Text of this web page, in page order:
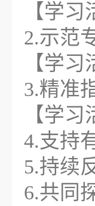
【学
2.示范
【学
3.精准
【学
4.支持
5.持续
6.共同